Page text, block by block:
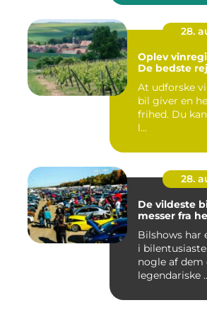
28.
Oplev
De bedste
At udforske
bil giver en
frihed. Du
l...
28.
De vildeste
messer fra
Bilshows har
i
nogle af dem
legendariske